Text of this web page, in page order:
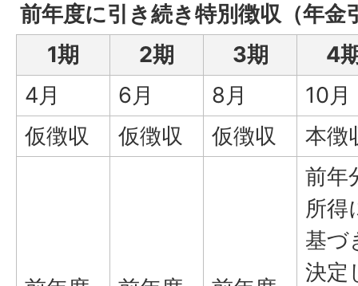
前年度に引き続き特別徴収（年金
1期
2期 3期
4
4月
6月 8月
10月
仮徴収
仮徴収 仮徴収 本徴
前年
所得
基づ
決定